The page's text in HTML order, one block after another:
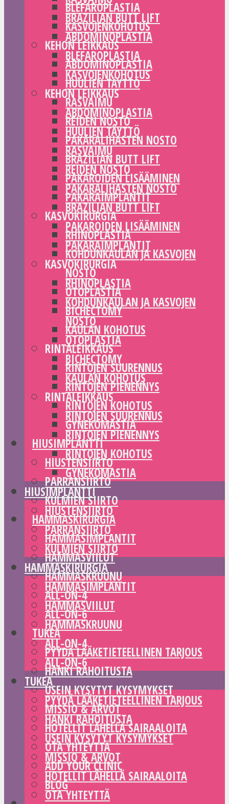
BLEFAROPLASTIA
KASVOJENKOHOTUS
KEHON LEIKKAUS
ABDOMINOPLASTIA
HUULIEN TÄYTTÖ
RASVAIMU
REIDEN NOSTO
PAKARALIHASTEN NOSTO
BRAZILIAN BUTT LIFT
PAKAROIDEN LISÄÄMINEN
PAKARAIMPLANTIT
KASVOKIRURGIA
RHINOPLASTIA
KOHDUNKAULAN JA KASVOJEN
NOSTO
OTOPLASTIA
BICHECTOMY
KAULAN KOHOTUS
RINTALEIKKAUS
RINTOJEN SUURENNUS
RINTOJEN PIENENNYS
RINTOJEN KOHOTUS
GYNEKOMASTIA
HIUSIMPLANTTI
HIUSTENSIIRTO
PARRANSIIRTO
KULMIEN SIIRTO
HAMMASKIRURGIA
HAMMASIMPLANTIT
HAMMASVIILUT
HAMMASKRUUNU
ALL-ON-4
ALL-ON-6
TUKEA
PYYDÄ LÄÄKETIETEELLINEN TARJOUS
HANKI RAHOITUSTA
USEIN KYSYTYT KYSYMYKSET
MISSIO & ARVOT
HOTELLIT LÄHELLÄ SAIRAALOITA
OTA YHTEYTTÄ
ADD YOUR CLINIC
BLOG
BRAZILIAN BUTT LIFT
ABDOMINOPLASTIA
BLEFAROPLASTIA
KASVOJENKOHOTUS
KEHON LEIKKAUS
ABDOMINOPLASTIA
HUULIEN TÄYTTÖ
RASVAIMU
REIDEN NOSTO
PAKARALIHASTEN NOSTO
BRAZILIAN BUTT LIFT
PAKAROIDEN LISÄÄMINEN
PAKARAIMPLANTIT
KASVOKIRURGIA
RHINOPLASTIA
KOHDUNKAULAN JA KASVOJEN
NOSTO
OTOPLASTIA
BICHECTOMY
KAULAN KOHOTUS
RINTALEIKKAUS
RINTOJEN SUURENNUS
RINTOJEN PIENENNYS
RINTOJEN KOHOTUS
GYNEKOMASTIA
HIUSIMPLANTTI
HIUSTENSIIRTO
PARRANSIIRTO
KULMIEN SIIRTO
HAMMASKIRURGIA
HAMMASIMPLANTIT
HAMMASVIILUT
HAMMASKRUUNU
ALL-ON-4
ALL-ON-6
TUKEA
PYYDÄ LÄÄKETIETEELLINEN TARJOUS
HANKI RAHOITUSTA
USEIN KYSYTYT KYSYMYKSET
MISSIO & ARVOT
HOTELLIT LÄHELLÄ SAIRAALOITA
OTA YHTEYTTÄ